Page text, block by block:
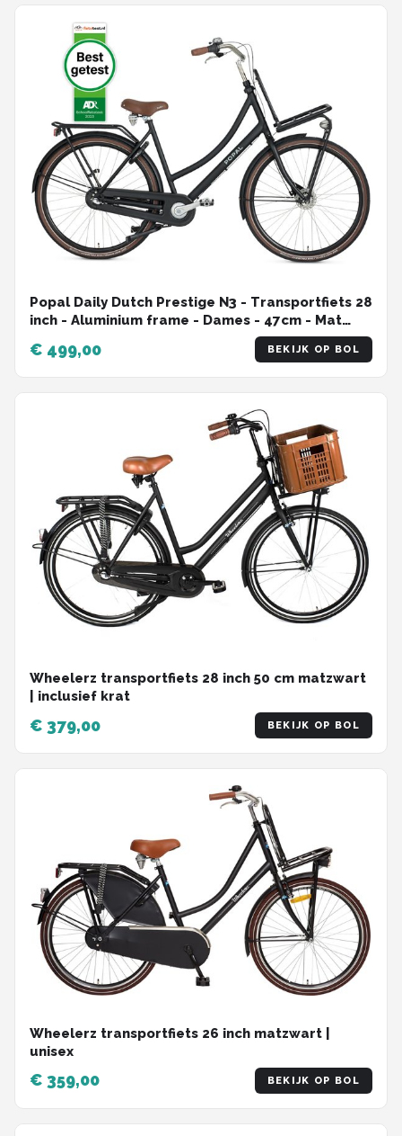
Popal Daily Dutch Prestige N3 - Transportfiets 28
inch - Aluminium frame - Dames - 47cm - Mat
€ 499,00 BEKIJK OP BOL
Wheelerz transportfiets 28 inch 50 cm matzwart
| inclusief krat
€ 379,00 BEKIJK OP BOL
Wheelerz transportfiets 26 inch matzwart |
unisex
€ 359,00 BEKIJK OP BOL